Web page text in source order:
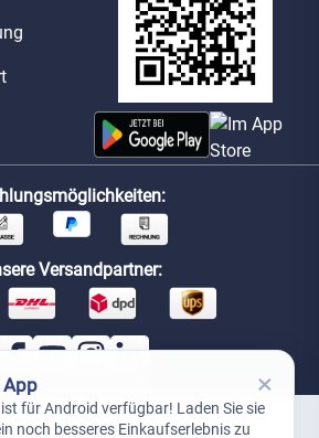
Versandpartner:
App ×
für Android verfügbar! Laden Sie sie
noch besseres Einkaufserlebnis zu